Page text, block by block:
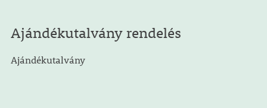
Ajándékutalvány rendelés
Ajándékutalvány